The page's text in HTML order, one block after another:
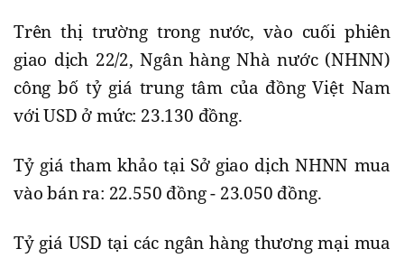
Trên thị trường trong nước, vào cuối phiên
giao dịch 22/2, Ngân hàng Nhà nước (NHNN)
công bố tỷ giá trung tâm của đồng Việt Nam
với USD ở mức: 23.130 đồng.
Tỷ giá tham khảo tại Sở giao dịch NHNN mua
vào bán ra: 22.550 đồng - 23.050 đồng.
Tỷ giá USD tại các ngân hàng thương mại mua